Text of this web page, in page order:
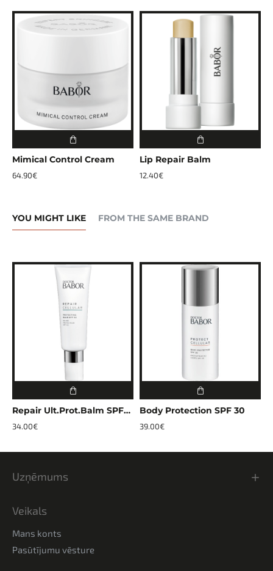
Mimical Control Cream
64.90€
Lip Repair Balm
12.40€
YOU MIGHT LIKE FROM THE SAME BRAND
Repair Ult.Prot.Balm SPF50
34.00€
Body Protection SPF 30
39.00€
Uzņēmums
Veikals
Mans konts
Pasūtījumu vēsture